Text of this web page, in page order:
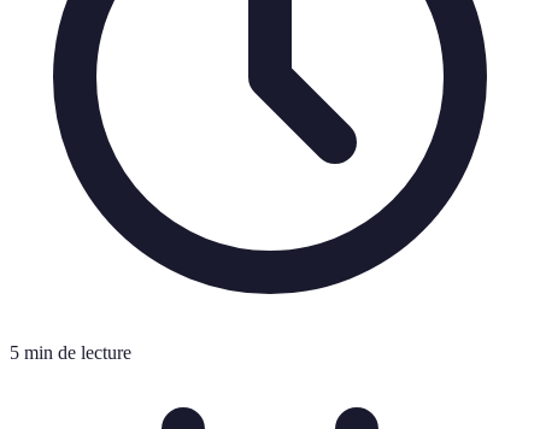
5 min de lecture